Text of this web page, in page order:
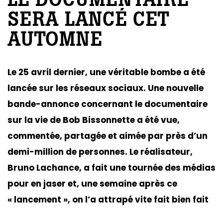
SERA LANCÉ CET
AUTOMNE
Le 25 avril dernier, une véritable bombe a été
lancée sur les réseaux sociaux. Une nouvelle
bande-annonce concernant le documentaire
sur la vie de Bob Bissonnette a été vue,
commentée, partagée et aimée par près d’un
demi-million de personnes. Le réalisateur,
Bruno Lachance, a fait une tournée des médias
pour en jaser et, une semaine après ce
« lancement », on l’a attrapé vite fait bien fait